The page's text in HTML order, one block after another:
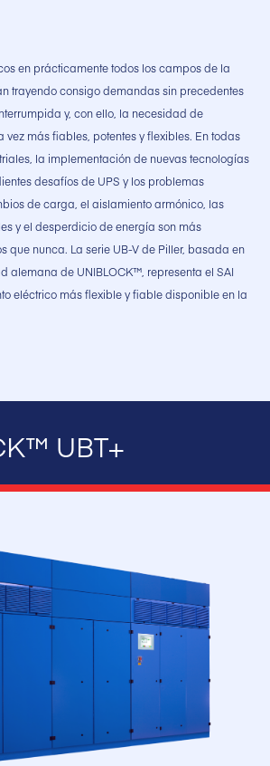
en prácticamente todos los campos de la
trayendo consigo demandas sin precedentes
y, con ello, la necesidad de
vez más fiables, potentes y flexibles. En todas
la implementación de nuevas tecnologías
desafíos de UPS y los problemas
de carga, el aislamiento armónico, las
y el desperdicio de energía son más
que nunca. La serie UB-V de Piller, basada en
alemana de UNIBLOCK™, representa el SAI
eléctrico más flexible y fiable disponible en la
UBT+